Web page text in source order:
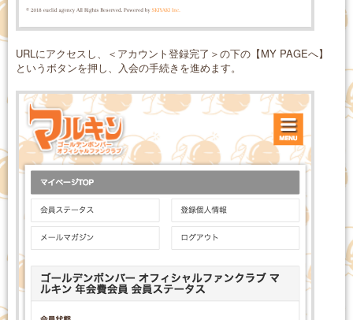
URLにアクセスし、＜アカウント登録完了＞の下の【MY PAGEへ】
というボタンを押し、入会の手続きを進めます。